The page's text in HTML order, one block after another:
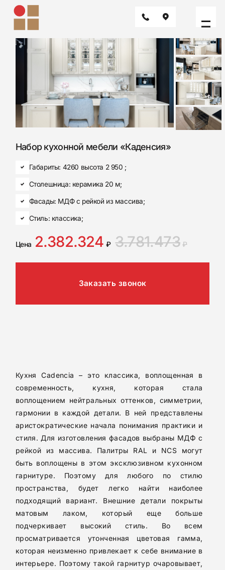
Набор кухонной мебели «Каденсия»
Габариты: 4260 высота 2 950 ;
Столешница: керамика 20 м;
Фасады: МДФ с рейкой из массива;
Стиль: классика;
Цена 2.382.324 ₽ 3.781.473 ₽
Заказать звонок
Кухня Cadencia – это классика, воплощенная в
современность, кухня, которая стала
воплощением нейтральных оттенков, симметрии,
гармонии в каждой детали. В ней представлены
аристократические начала понимания практики и
стиля. Для изготовления фасадов выбраны МДФ с
рейкой из массива. Палитры RAL и NCS могут
быть воплощены в этом эксклюзивном кухонном
гарнитуре. Поэтому для любого по стилю
пространства, будет легко найти наиболее
подходящий вариант. Внешние детали покрыты
матовым лаком, который еще больше
подчеркивает высокий стиль. Во всем
просматривается утонченная цветовая гамма,
которая неизменно привлекает к себе внимание в
интерьере. Поэтому такой гарнитур очаровывает,